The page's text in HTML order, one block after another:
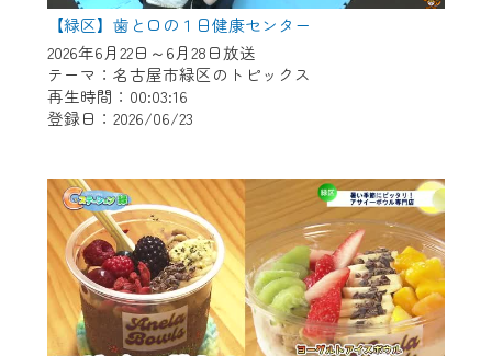
【緑区】歯と口の１日健康センター
2026年6月22日～6月28日放送
テーマ：名古屋市緑区のトピックス
再生時間：00:03:16
登録日：2026/06/23
＜メンテナンス情報＞
CCNetWebTVのリニューアルにともないメ
ンテナンス作業を予定しています。
作業の間は、CCNetWebTVの画面が「メン
テナンス中」になり、ご利用いただけませ
ん。
ご不便をおかけいたしますが、ご了承の程
よろしくお願いいたします。